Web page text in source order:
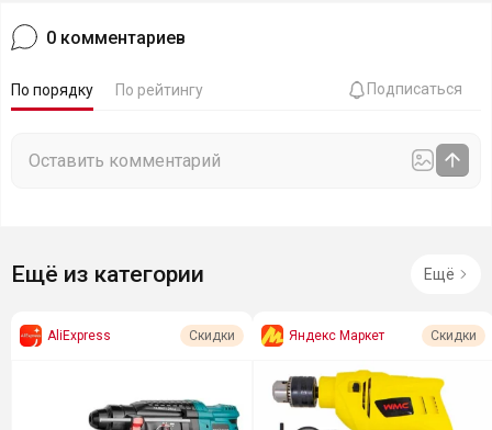
0 комментариев
По порядку По рейтингу Подписаться
Ещё из категории Ещё
AliExpress Скидки Яндекс Маркет Скидки